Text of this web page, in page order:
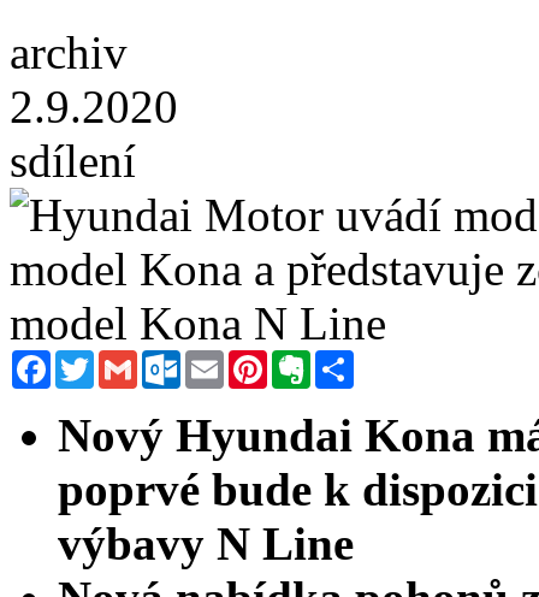
archiv
2.9.2020
sdílení
FacebookTwitterGmail Outlook.com
Email PinterestEvernote
Nový Hyundai Kona
poprvé bude k
výbavy N Line